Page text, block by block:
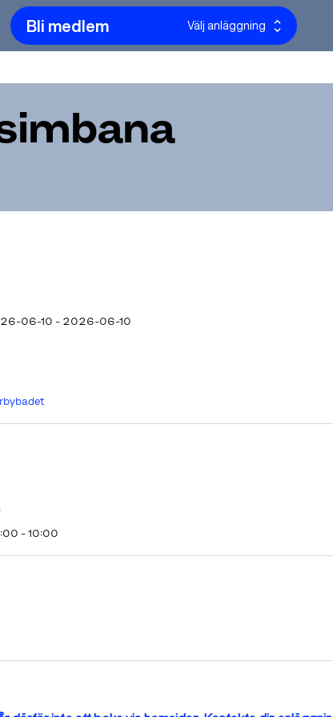
Bli medlem Välj anläggning
06-10 - 2026-06-10
- 10:00